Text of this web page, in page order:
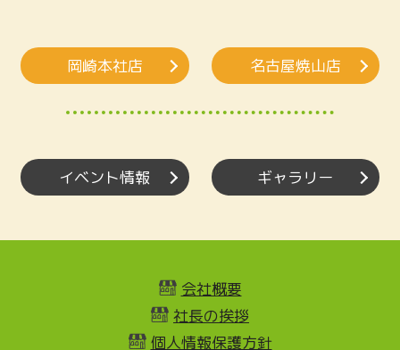
岡崎本社店 名古屋焼山店
イベント情報 ギャラリー
会社概要
社長の挨拶
個人情報保護方針